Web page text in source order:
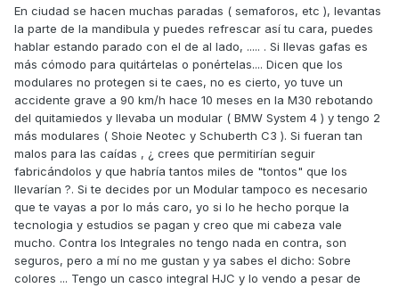
En ciudad se hacen muchas paradas ( semaforos, etc ), levantas
la parte de la mandibula y puedes refrescar así tu cara, puedes
hablar estando parado con el de al lado, ..... . Si llevas gafas es
más cómodo para quitártelas o ponértelas.... Dicen que los
modulares no protegen si te caes, no es cierto, yo tuve un
accidente grave a 90 km/h hace 10 meses en la M30 rebotando
del quitamiedos y llevaba un modular ( BMW System 4 ) y tengo 2
más modulares ( Shoie Neotec y Schuberth C3 ). Si fueran tan
malos para las caídas , ¿ crees que permitirían seguir
fabricándolos y que habría tantos miles de "tontos" que los
llevarían ?. Si te decides por un Modular tampoco es necesario
que te vayas a por lo más caro, yo si lo he hecho porque la
tecnologia y estudios se pagan y creo que mi cabeza vale
mucho. Contra los Integrales no tengo nada en contra, son
seguros, pero a mí no me gustan y ya sabes el dicho: Sobre
colores ... Tengo un casco integral HJC y lo vendo a pesar de